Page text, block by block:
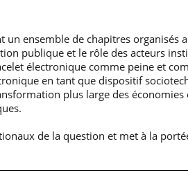
ensemble de chapitres organisés
publique et le rôle des acteurs
électronique comme peine et
en tant que dispositif
plus large des
de la question et met à la